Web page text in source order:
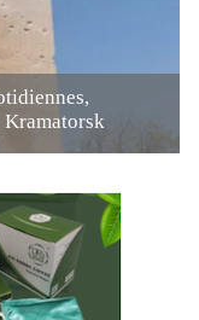
Kramatorsk